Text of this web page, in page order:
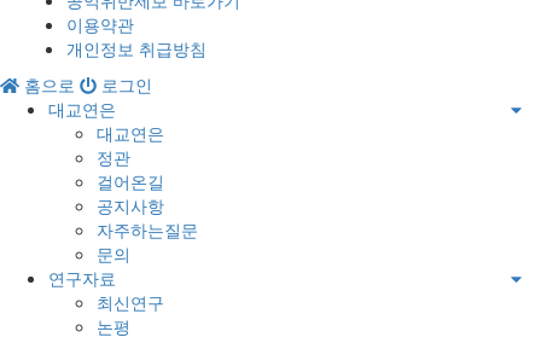
이용약관
개인정보 취급방침
홈으로
로그인
대교연은
대교연은
정관
걸어온길
공지사항
자주하는질문
문의
연구자료
최신연구
논평